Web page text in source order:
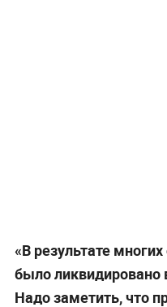
«В результате
было ликвидировано
Надо заметить, что